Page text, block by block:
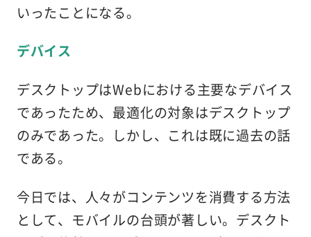
いったことになる。
デバイス
デスクトップはWebにおける主要なデバイス
であったため、最適化の対象はデスクトップ
のみであった。しかし、これは既に過去の話
である。
今日では、人々がコンテンツを消費する方法
として、モバイルの台頭が著しい。デスクト